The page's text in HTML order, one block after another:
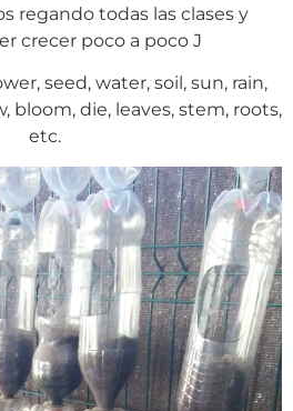
regando todas las clases y
crecer poco a poco J
seed, water, soil, sun, rain,
bloom, die, leaves, stem, roots,
etc.